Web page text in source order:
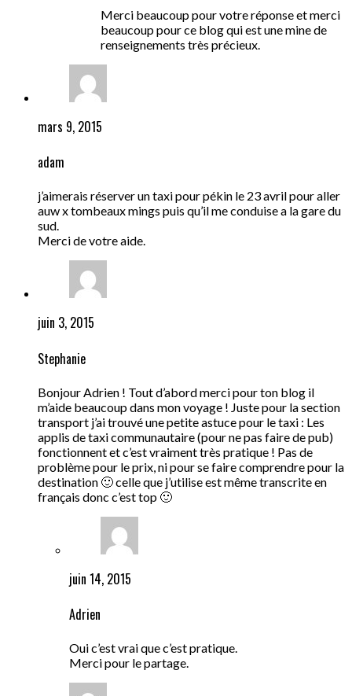
Merci beaucoup pour votre réponse et merci
beaucoup pour ce blog qui est une mine de
renseignements très précieux.
mars 9, 2015
adam
j’aimerais réserver un taxi pour pékin le 23 avril pour aller
auw x tombeaux mings puis qu’il me conduise a la gare du
sud.
Merci de votre aide.
juin 3, 2015
Stephanie
Bonjour Adrien ! Tout d’abord merci pour ton blog il
m’aide beaucoup dans mon voyage ! Juste pour la section
transport j’ai trouvé une petite astuce pour le taxi : Les
applis de taxi communautaire (pour ne pas faire de pub)
fonctionnent et c’est vraiment très pratique ! Pas de
problème pour le prix, ni pour se faire comprendre pour la
destination 🙂 celle que j’utilise est même transcrite en
français donc c’est top 🙂
juin 14, 2015
Adrien
Oui c’est vrai que c’est pratique.
Merci pour le partage.